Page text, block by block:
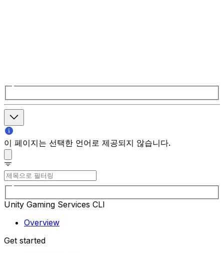
이 페이지는 선택한 언어로 제공되지 않습니다.
Unity Gaming Services CLI
Overview
Get started